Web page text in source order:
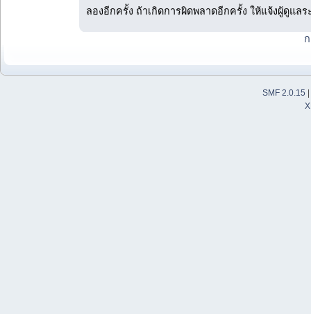
ลองอีกครั้ง ถ้าเกิดการผิดพลาดอีกครั้ง ให้แจ้งผู้ดูแลร
SMF 2.0.15